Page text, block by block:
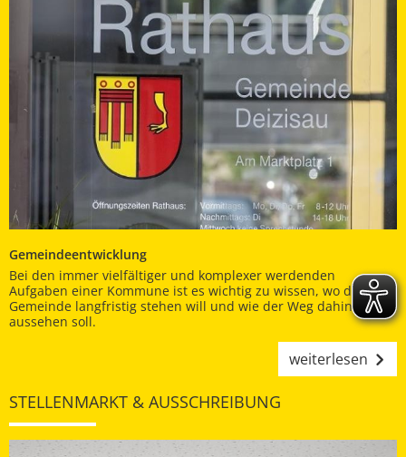
Gemeindeentwicklung
Bei den immer vielfältiger und komplexer werdenden
Aufgaben einer Kommune ist es wichtig zu wissen, wo die
Gemeinde langfristig stehen will und wie der Weg dahin
aussehen soll.
weiterlesen
STELLENMARKT & AUSSCHREIBUNG